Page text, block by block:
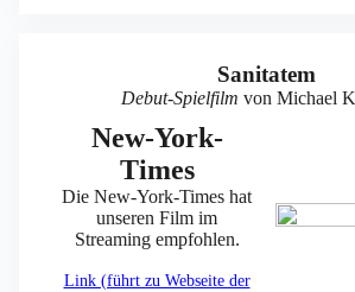
Sanitatem
Debut-Spielfilm von Michael
New-York-
Times
Die New-York-Times hat
unseren Film im
Streaming empfohlen.
Link (führt zu Webseite der